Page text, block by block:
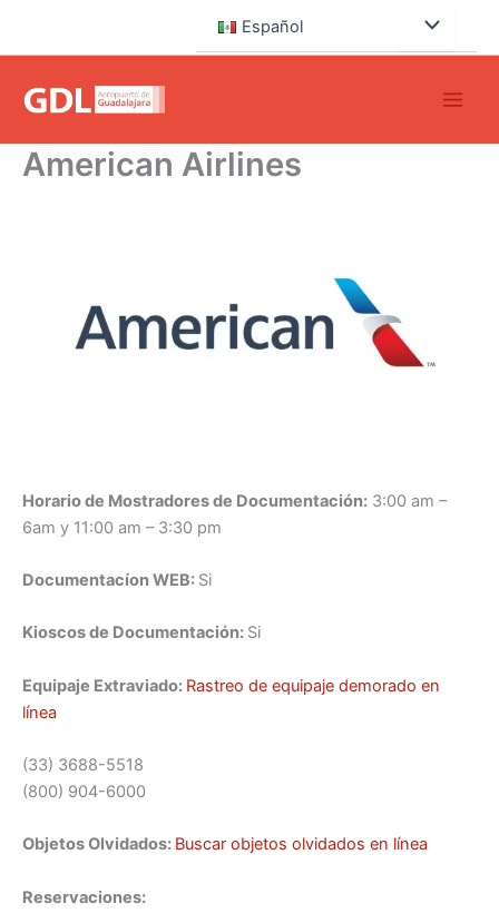
Español
American Airlines
Horario de Mostradores de Documentación: 3:00 am –
6am y 11:00 am – 3:30 pm
Documentacíon WEB: Si
Kioscos de Documentación: Si
Equipaje Extraviado: Rastreo de equipaje demorado en
línea
(33) 3688-5518
(800) 904-6000
Objetos Olvidados: Buscar objetos olvidados en línea
Reservaciones: